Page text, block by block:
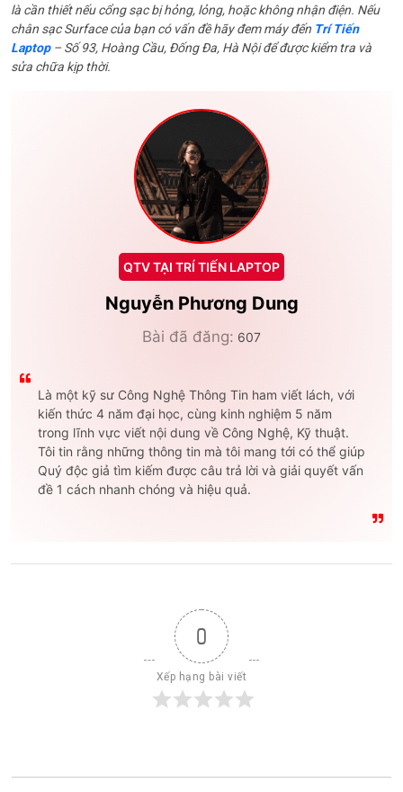
là cần thiết nếu cổng sạc bị hỏng, lỏng, hoặc không nhận điện. Nếu
chân sạc Surface của bạn có vấn đề hãy đem máy đến Trí Tiến
Laptop– Số 93, Hoàng Cầu, Đống Đa, Hà Nội để được kiểm tra và
sửa chữa kịp thời.
QTV TẠI TRÍ TIẾN LAPTOP
Nguyễn Phương Dung
Bài đã đăng: 607
Là một kỹ sư Công Nghệ Thông Tin ham viết lách, với
kiến thức 4 năm đại học, cùng kinh nghiệm 5 năm
trong lĩnh vực viết nội dung về Công Nghệ, Kỹ thuật.
Tôi tin rằng những thông tin mà tôi mang tới có thể giúp
Quý độc giả tìm kiếm được câu trả lời và giải quyết vấn
đề 1 cách nhanh chóng và hiệu quả.
0
Xếp hạng bài viết